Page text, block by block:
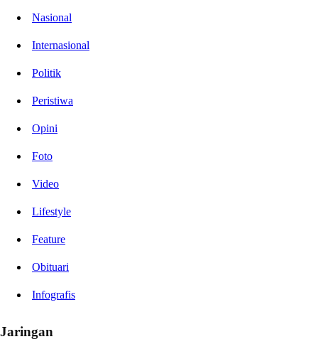
Nasional
Internasional
Politik
Peristiwa
Opini
Foto
Video
Lifestyle
Feature
Obituari
Infografis
Jaringan